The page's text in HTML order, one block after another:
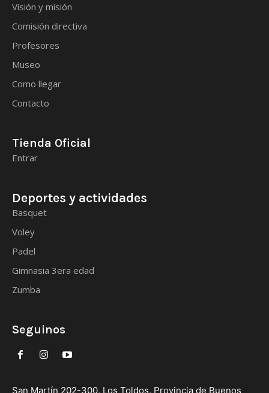
Visión y misión
Comisión directiva
Profesores
Museo
Como llegar
Contacto
Tienda Oficial
Entrar
Deportes y actividades
Basquet
Voley
Padel
Gimnasia 3era edad
Zumba
Seguinos
San Martín 202-300, Los Toldos, Provincia de Buenos